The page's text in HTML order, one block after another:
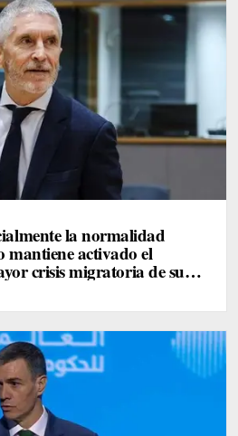
la normalidad
mantiene activado el
crisis migratoria de su